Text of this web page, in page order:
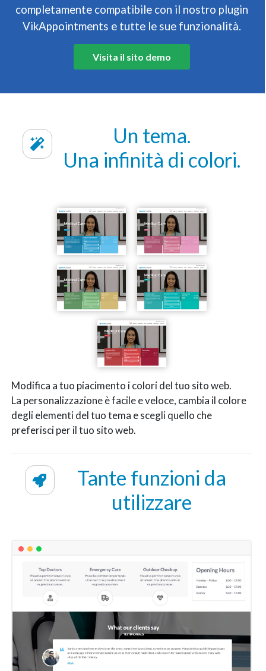
completamente compatibile con il nostro plugin
VikAppointments e tutte le sue funzionalità.
Visita il sito demo
Un tema.
Una infinità di colori.
Modifica a tuo piacimento i colori del tuo sito web.
La personalizzazione è facile e veloce, cambia il colore
degli elementi del tuo tema e scegli quello che
preferisci per il tuo sito web.
Tante funzioni da
utilizzare